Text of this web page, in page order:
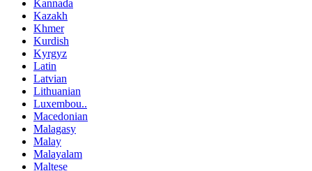
Kannada
Kazakh
Khmer
Kurdish
Kyrgyz
Latin
Latvian
Lithuanian
Luxembou..
Macedonian
Malagasy
Malay
Malayalam
Maltese